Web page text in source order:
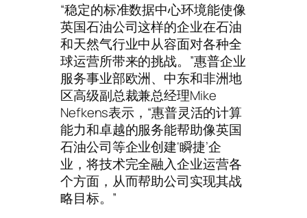
“稳定的标准数据中心环境能使像
英国石油公司这样的企业在石油
和天然气行业中从容面对各种全
球运营所带来的挑战。”惠普企业
服务事业部欧洲、中东和非洲地
区高级副总裁兼总经理Mike
Nefkens表示，“惠普灵活的计算
能力和卓越的服务能帮助像英国
石油公司等企业创建‘瞬捷’企
业，将技术完全融入企业运营各
个方面，从而帮助公司实现其战
略目标。”